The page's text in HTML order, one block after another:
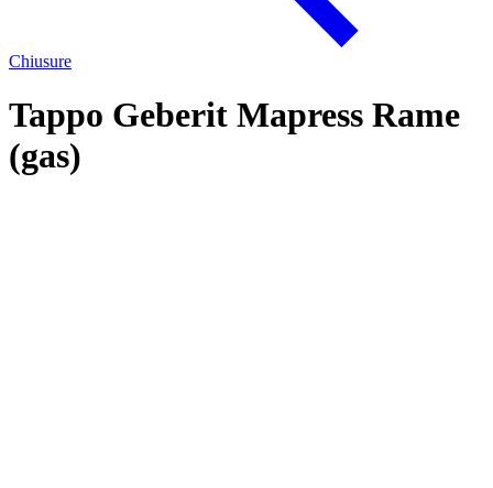
Chiusure
Tappo Geberit Mapress Rame
(gas)